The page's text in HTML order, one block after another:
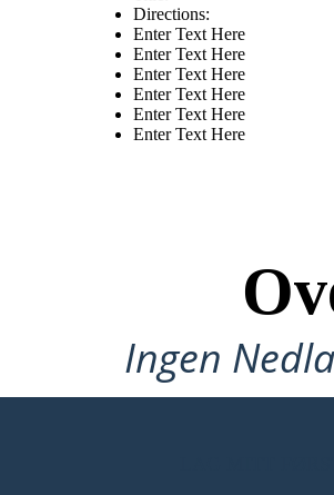
Directions:
Enter Text Here
Enter Text Here
Enter Text Here
Enter Text Here
Enter Text Here
Enter Text Here
Ingen